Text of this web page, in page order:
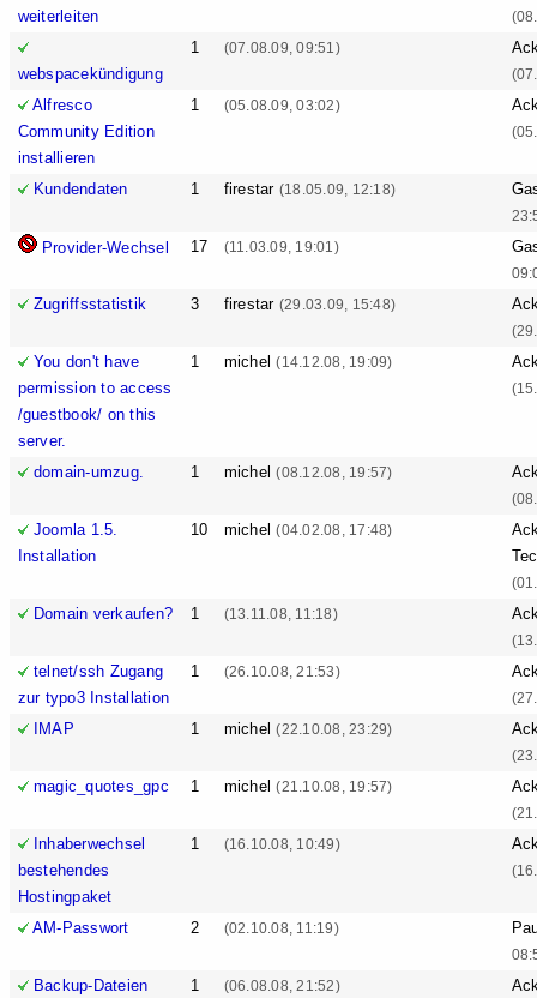
weiterleiten
webspacekündigung
1 (07.08.09, 09:51)
Alfresco
Community Edition
installieren
1 (05.08.09, 03:02)
Kundendaten 1 firestar (18.05.09, 12:18)
Provider-Wechsel 17 (11.03.09, 19:01)
Zugriffsstatistik 3 firestar (29.03.09, 15:48)
You don't have
permission to access
/guestbook/ on this
server.
1 michel(14.12.08, 19:09)
domain-umzug. 1 michel(08.12.08, 19:57)
Joomla 1.5.
Installation
10 michel(04.02.08, 17:48)
Domain verkaufen? 1 (13.11.08, 11:18)
telnet/ssh Zugang
zur typo3 Installation
1 (26.10.08, 21:53)
IMAP 1 michel(22.10.08, 23:29)
magic_quotes_gpc 1 michel(21.10.08, 19:57)
Inhaberwechsel
bestehendes
Hostingpaket
1 (16.10.08, 10:49)
AM-Passwort 2 (02.10.08, 11:19)
Backup-Dateien 1 (06.08.08, 21:52)